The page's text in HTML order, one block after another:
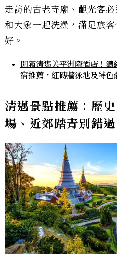
走訪的古老寺廟、觀光客
和大象一起洗澡，滿足旅
好。
開箱清邁美平洲際酒店！
宿推薦，紅磚牆泳池及特色
清邁景點推薦：歷
場、近郊踏青別錯過